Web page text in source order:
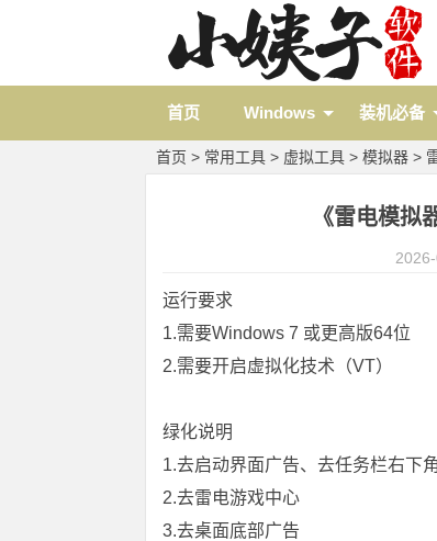
首页 Windows 装机必备
首页 > 常用工具 > 虚拟工具 > 模拟器 >
《雷电模
运行要求
1.需要Windows 7 或更高版64位
2.需要开启虚拟化技术（VT）
绿化说明
1.去启动界面广告、去任务栏右下
2.去雷电游戏中心
3.去桌面底部广告